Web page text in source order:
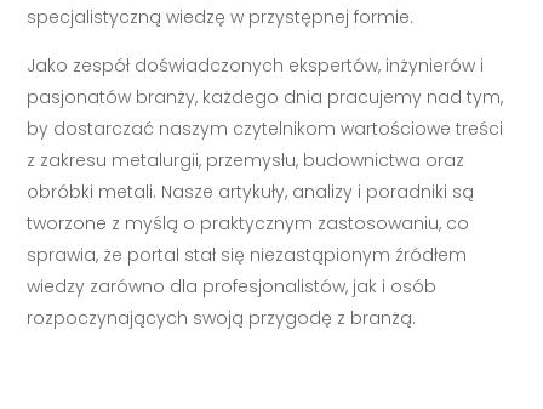
specjalistyczną wiedzę w przystępnej formie.
Jako zespół doświadczonych ekspertów, inżynierów i
pasjonatów branży, każdego dnia pracujemy nad tym,
by dostarczać naszym czytelnikom wartościowe treści
z zakresu metalurgii, przemysłu, budownictwa oraz
obróbki metali. Nasze artykuły, analizy i poradniki są
tworzone z myślą o praktycznym zastosowaniu, co
sprawia, że portal stał się niezastąpionym źródłem
wiedzy zarówno dla profesjonalistów, jak i osób
rozpoczynających swoją przygodę z branżą.